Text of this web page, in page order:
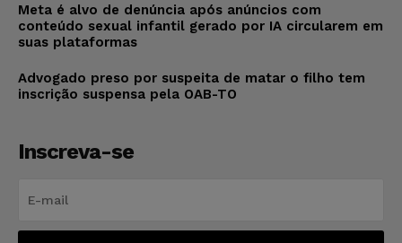
Meta é alvo de denúncia após anúncios com
conteúdo sexual infantil gerado por IA circularem em
suas plataformas
Advogado preso por suspeita de matar o filho tem
inscrição suspensa pela OAB-TO
Inscreva-se